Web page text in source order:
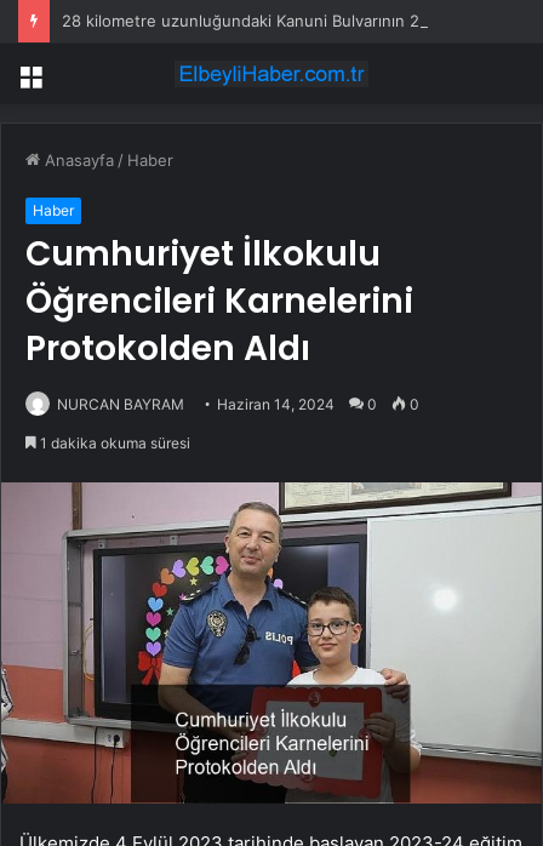
Menü
Anasayfa / Haber
Haber
Cumhuriyet İlkokulu
Öğrencileri Karnelerini
Protokolden Aldı
NURCAN BAYRAM Haziran 14, 2024 0 0
1 dakika okuma süresi